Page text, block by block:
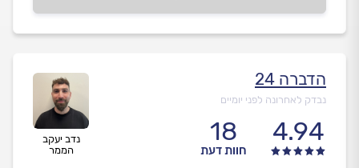
נדב יעקב
הממר
הדברה 24
נבדק לאחרונה לפני יומיים
4.94
18
חוות דעת